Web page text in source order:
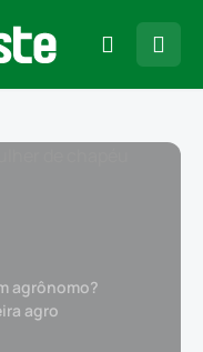
agrônomo?
agro